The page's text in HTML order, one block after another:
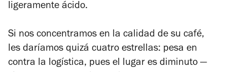
ligeramente ácido.
Si nos concentramos en la calidad de su café,
les daríamos quizá cuatro estrellas: pesa en
contra la logística, pues el lugar es diminuto —